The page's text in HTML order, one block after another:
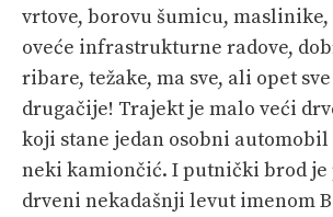
vrtove, borovu šumicu, maslinike,
oveće infrastrukturne radove,
ribare, težake, ma sve, ali opet
drugačije! Trajekt je malo veći
koji stane jedan osobni
neki kamiončić. I putnički brod
drveni nekadašnji levut imenom